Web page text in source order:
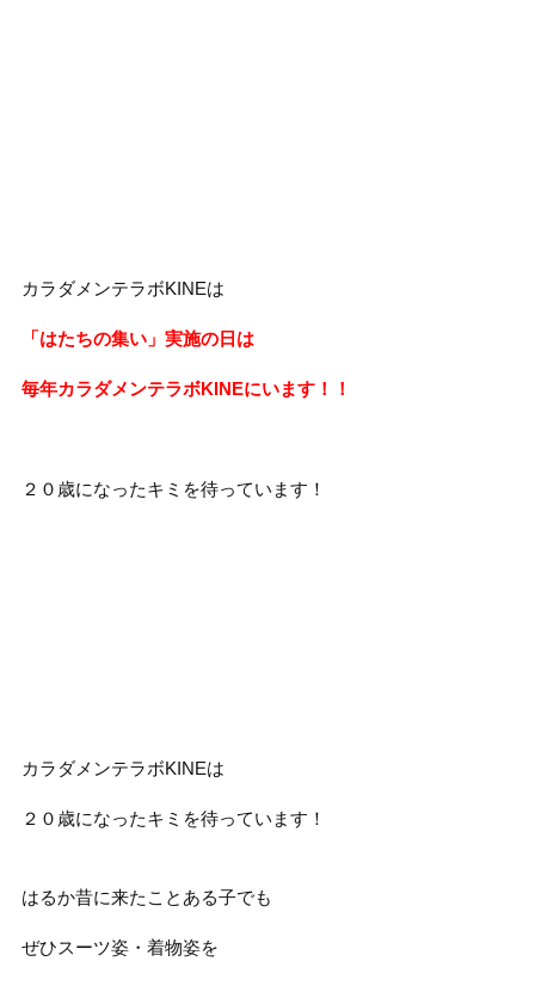
カラダメンテラボKINEは
「はたちの集い」実施の日は
毎年カラダメンテラボKINEにいます！！
２０歳になったキミを待っています！
カラダメンテラボKINEは
２０歳になったキミを待っています！
はるか昔に来たことある子でも
ぜひスーツ姿・着物姿を